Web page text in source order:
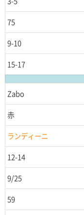
75
9-10
15-17
Zabo
赤
ランディーニ
12-14
9/25
59